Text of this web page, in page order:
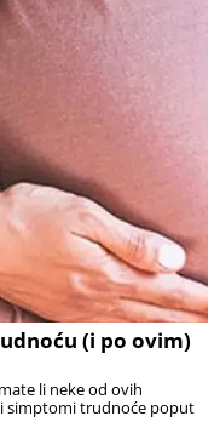
(i po ovim)
li neke od ovih
simptomi trudnoće poput